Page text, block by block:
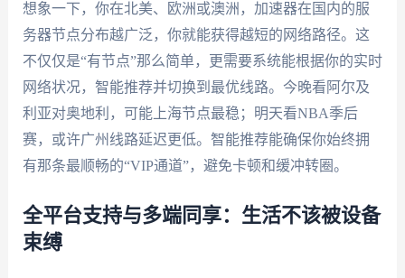
想象一下，你在北美、欧洲或澳洲，加速器在国内的服
务器节点分布越广泛，你就能获得越短的网络路径。这
不仅仅是“有节点”那么简单，更需要系统能根据你的实时
网络状况，智能推荐并切换到最优线路。今晚看阿尔及
利亚对奥地利，可能上海节点最稳；明天看NBA季后
赛，或许广州线路延迟更低。智能推荐能确保你始终拥
有那条最顺畅的“VIP通道”，避免卡顿和缓冲转圈。
全平台支持与多端同享：生活不该被设备
束缚